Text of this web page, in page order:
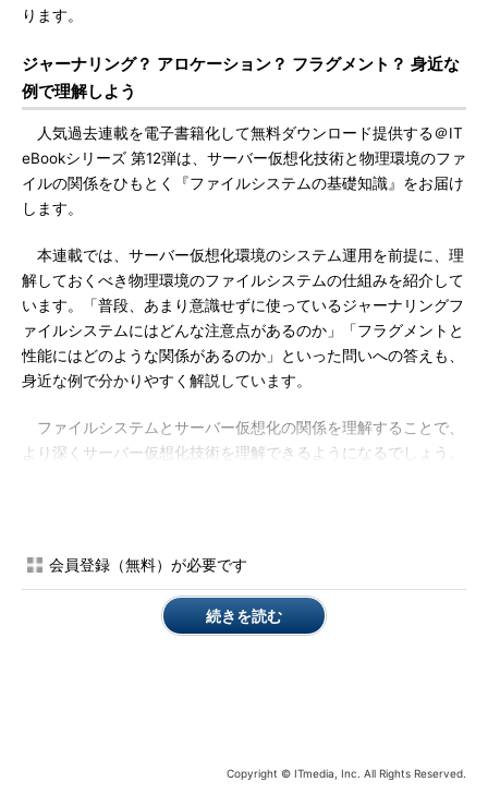
ります。
ジャーナリング？ アロケーション？ フラグメント？ 身近な
例で理解しよう
人気過去連載を電子書籍化して無料ダウンロード提供する＠IT
eBookシリーズ 第12弾は、サーバー仮想化技術と物理環境のファ
イルの関係をひもとく『ファイルシステムの基礎知識』をお届け
します。
本連載では、サーバー仮想化環境のシステム運用を前提に、理
解しておくべき物理環境のファイルシステムの仕組みを紹介して
います。「普段、あまり意識せずに使っているジャーナリングフ
ァイルシステムにはどんな注意点があるのか」「フラグメントと
性能にはどのような関係があるのか」といった問いへの答えも、
身近な例で分かりやすく解説しています。
ファイルシステムとサーバー仮想化の関係を理解することで、
より深くサーバー仮想化技術を理解できるようになるでしょう。
※＠IT eBookシリーズについては
*** 一部省略されたコンテンツがあります。
会員登録（無料）が必要です
続きを読む
Copyright © ITmedia, Inc. All Rights Reserved.